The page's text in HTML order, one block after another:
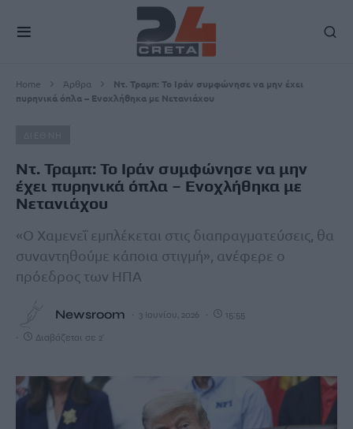
Home Άρθρα
Ντ. Τραμπ: Το Ιράν συμφώνησε να μην έχει
πυρηνικά όπλα – Ενοχλήθηκα με Νετανιάχου
Ντ. Τραμπ: Το Ιράν συμφώνησε να μην
έχει πυρηνικά όπλα – Ενοχλήθηκα με
Νετανιάχου
«Ο Χαμενεΐ εμπλέκεται στις διαπραγματεύσεις, θα
συναντηθούμε κάποια στιγμή», ανέφερε ο
πρόεδρος των ΗΠΑ
Newsroom 3 Ιουνίου, 2026 15:55
Διαβάζεται σε 2'